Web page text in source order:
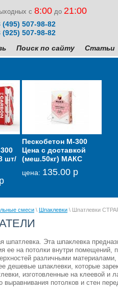
с 8:00 до 21:00
(495) 507-98-82
(925) 507-98-82
Поиск по сайту Статьи
шт/
Пескобетон М-300
Цена с доставкой
(меш.50кг) МАКС
цена: 135.00 р
для
и
работ
р
Негорючая влаго-
ветрозащитные
мембрана Изолтекс
НГ 200 белая
смеси \ Шпаклевки \ Шпатлевки
шпатлевка. Эта шпаклевка
ее на потолки внутри помещений,
различными
дешевые шпаклевки, которые
изготовленные на клеевой и
выравнивания потолков и стен